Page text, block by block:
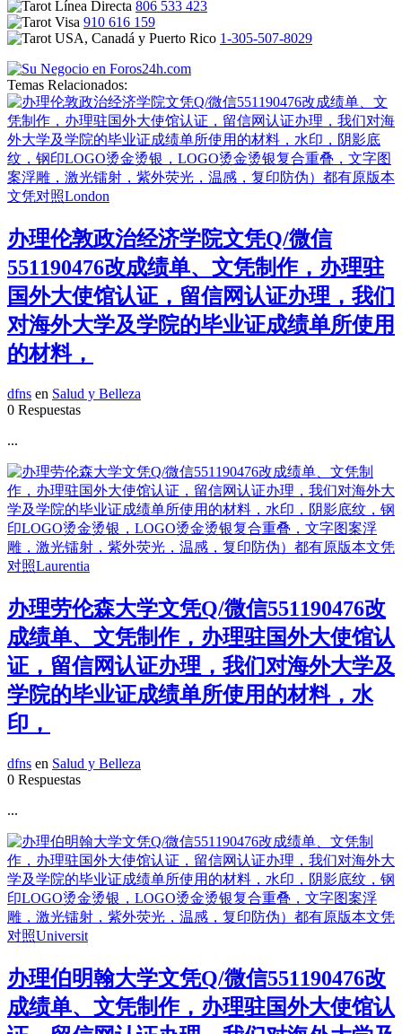
806 533 423
910 616 159
1-305-507-8029
Temas Relacionados:
办理伦敦政治经济学院文凭Q/微信
551190476改成绩单、文凭制作，办理驻
国外大使馆认证，留信网认证办理，我们
对海外大学及学院的毕业证成绩单所使用
的材料，
dfns en Salud y Belleza
0 Respuestas
...
办理劳伦森大学文凭Q/微信551190476改
成绩单、文凭制作，办理驻国外大使馆认
证，留信网认证办理，我们对海外大学及
学院的毕业证成绩单所使用的材料，水
印，
dfns en Salud y Belleza
0 Respuestas
...
办理伯明翰大学文凭Q/微信551190476改
成绩单、文凭制作，办理驻国外大使馆认